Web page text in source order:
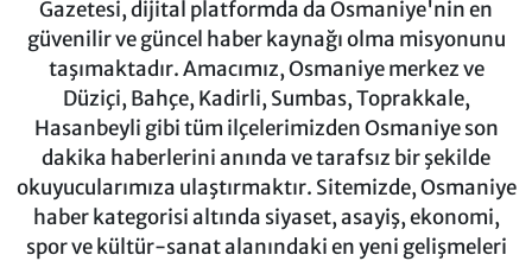
Gazetesi, dijital platformda da Osmaniye'nin en
güvenilir ve güncel haber kaynağı olma misyonunu
taşımaktadır. Amacımız, Osmaniye merkez ve
Düziçi, Bahçe, Kadirli, Sumbas, Toprakkale,
Hasanbeyli gibi tüm ilçelerimizden Osmaniye son
dakika haberlerini anında ve tarafsız bir şekilde
okuyucularımıza ulaştırmaktır. Sitemizde, Osmaniye
haber kategorisi altında siyaset, asayiş, ekonomi,
spor ve kültür-sanat alanındaki en yeni gelişmeleri